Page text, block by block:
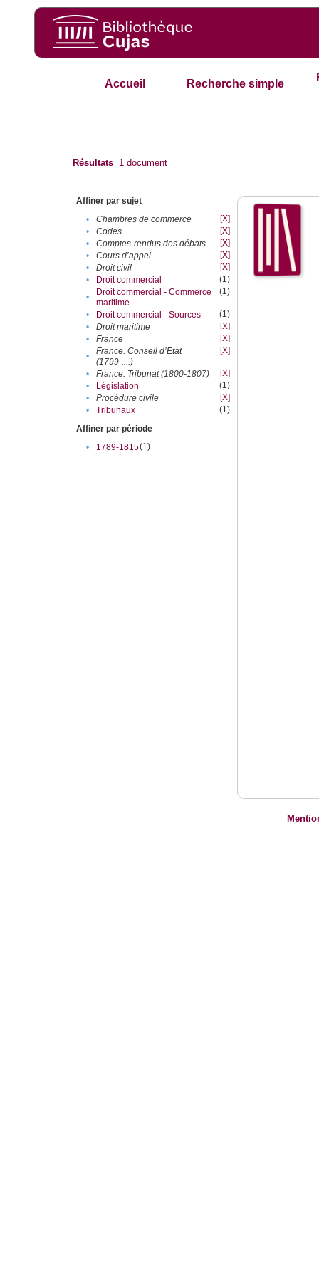
Accueil Recherche simple
Résultats 1 document
Affiner par sujet
•
Chambres de commerce
[X]
•
Codes
[X]
•
Comptes-rendus des débats
[X]
•
Cours d’appel
[X]
•
Droit civil
[X]
•
Droit commercial
(1)
•
Droit commercial - Commerce
maritime
(1)
• Droit commercial - Sources
(1)
•
Droit maritime
[X]
•
France
[X]
•
France. Conseil d’Etat
(1799-....)
[X]
• France. Tribunat (1800-1807)
[X]
•
Législation
(1)
•
Procédure civile
[X]
•
Tribunaux
(1)
Affiner par période
•
1789-1815(1)